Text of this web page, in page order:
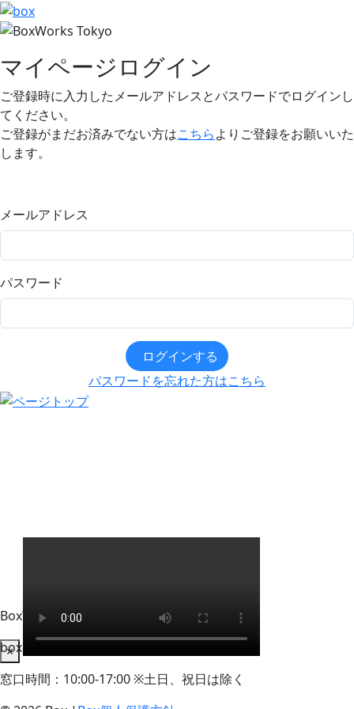
マイページログイン
ご登録時に入力したメールアドレスとパスワードでログインし
てください。
ご登録がまだお済みでない方はこちらよりご登録をお願いいた
します。
メールアドレス
パスワード
ログインする
パスワードを忘れた方はこちら
BoxWorks Tokyo + Osaka 来場者事務局
box-info_registration@event-admin.jp
窓口時間：10:00-17:00 ※土日、祝日は除く
×